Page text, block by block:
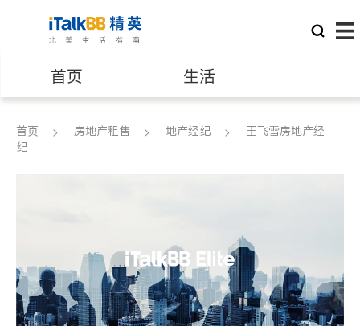
首页 生活
医生 律师
养老 非盈利组织
首页 房地产租售 地产经纪
王飞雪房地产经
纪